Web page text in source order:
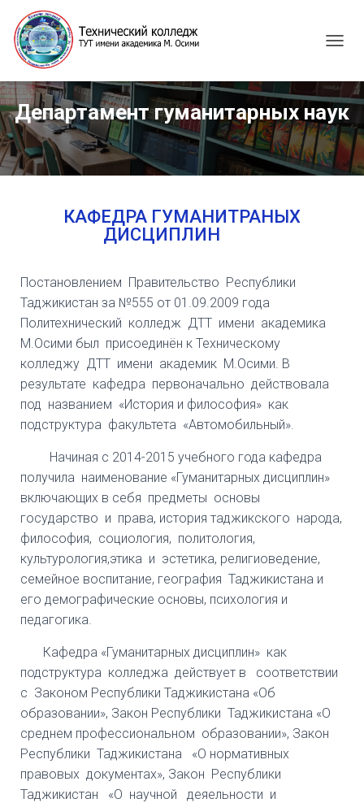
G
G
L
E
N
V
Департамент гуманитарных наук
КАФЕДРА ГУМАНИТРАНЫХ
ДИСЦИПЛИН
Постановлением Правительство Республики
Таджикистан за №555 от 01.09.2009 года
Политехнический колледж ДТТ имени академика
М.Осими был присоединён к Техническому
колледжу ДТТ имени академик М.Осими. В
результате кафедра первоначально действовала
под названием «История и философия» как
подструктура факультета «Автомобильный».
Начиная с 2014-2015 учебного года кафедра
получила наименование «Гуманитарных дисциплин»
включающих в себя предметы основы
государство и права, история таджикского народа,
философия, социология, политология,
культурология,этика и эстетика, религиоведение,
семейное воспитание, география Таджикистана и
его демографические основы, психология и
педагогика.
Кафедра «Гуманитарных дисциплин» как
подструктура колледжа действует в соответствии
с Законом Республики Таджикистана «Об
образовании», Закон Республики Таджикистана «О
среднем профессиональном образовании», Закон
Республики Таджикистана «О нормативных
правовых документах», Закон Республики
Таджикистан «О научной деяельности и